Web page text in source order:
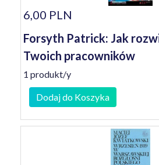
6,00 PLN
Forsyth Patrick: Jak
Twoich pracowników
1 produkt/y
Dodaj do Koszyka